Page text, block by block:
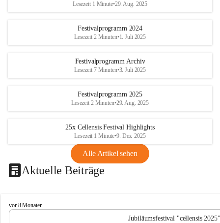
Lesezeit 1 Minute•29. Aug. 2025
Festivalprogramm 2024
Lesezeit 2 Minuten•1. Juli 2025
Festivalprogramm Archiv
Lesezeit 7 Minuten•3. Juli 2025
Festivalprogramm 2025
Lesezeit 2 Minuten•29. Aug. 2025
25x Cellensis Festival Highlights
Lesezeit 1 Minute•9. Dez. 2025
Alle Artikel sehen
Aktuelle Beiträge
C
e
vor 8 Monaten
Jubiläumsfestival "cellensis